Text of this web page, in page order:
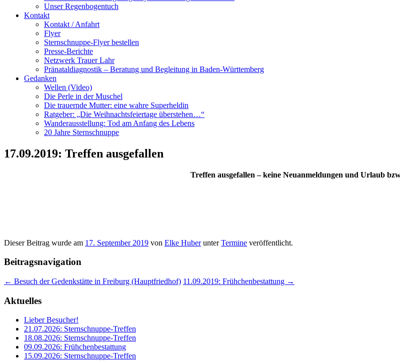
Unser Regenbogentuch
Kontakt
Kontakt / Anfahrt
Flyer
Sternschnuppe-Flyer bestellen
Presse-Berichte
Netzwerk Trauer Lahr
Pränataldiagnostik – Beratung und Begleitung in Baden-Württemberg
Gedanken
Wellen (Video)
Die Perle in der Muschel
Die trauernde Mutter: eine wahre Superheldin
Ratgeber: „Die Weihnachtsfeiertage überstehen…“
Wanderausstellung: Tod am Anfang des Lebens
20 Jahre Sternschnuppe
17.09.2019: Treffen ausgefallen
Treffen ausgefallen – keine Neuanmeldungen und Urlaub
Dieser Beitrag wurde am 17. September 2019 von Elke HuberunterTermine veröffentlicht.
Beitragsnavigation
← Besuch der Gedenkstätte in Freiburg (Hauptfriedhof) 11.09.2019: Frühchenbestattung →
Aktuelles
Lieber Besucher!
21.07.2026: Sternschnuppe-Treffen
18.08.2026: Sternschnuppe-Treffen
09.09.2026: Frühchenbestattung
15.09.2026: Sternschnuppe-Treffen